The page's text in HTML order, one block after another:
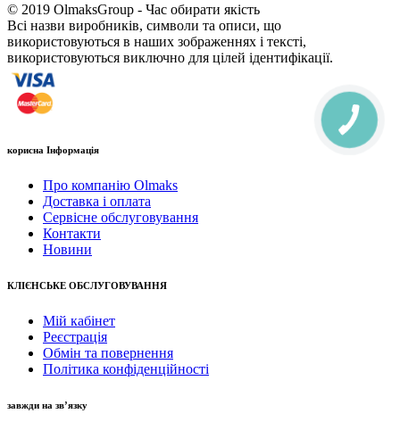
© 2019 OlmaksGroup - Час обирати якість
Всі назви виробників, символи та описи, що
використовуються в наших зображеннях і тексті,
використовуються виключно для цілей ідентифікації.
корисна Інформація
Про компанію Olmaks
Доставка і оплата
Сервісне обслуговування
Контакти
Новини
КЛІЄНСЬКЕ ОБСЛУГОВУВАННЯ
Мій кабінет
Реєстрація
Обмін та повернення
Політика конфіденційності
завжди на зв’язку